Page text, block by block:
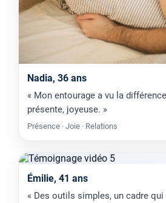
Nadia, 36 ans
« Mon entourage a vu la
présente, joyeuse. »
Présence · Joie · Relations
Émilie, 41 ans
« Des outils simples, un cadre